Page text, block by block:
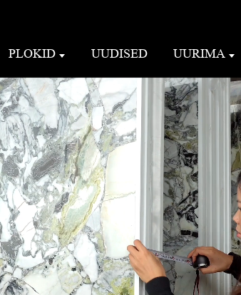
PLOKID UUDISED UURIMA